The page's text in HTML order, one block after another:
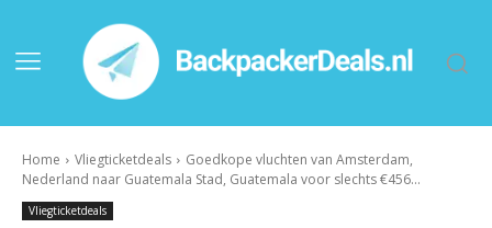
Home Vliegticketdeals
Goedkope vluchten van Amsterdam,
Nederland naar Guatemala Stad, Guatemala voor slechts €456...
Vliegticketdeals